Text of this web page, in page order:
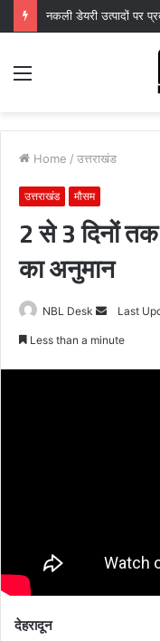
नकली डेयरी उत्पादों पर
Menu
Home / उत्तराखंड
उत्तराखंड मौसम
2 से 3 दिनों
का अनुमान
NBL Desk
Send
Last
Less than a minute
देहरादून